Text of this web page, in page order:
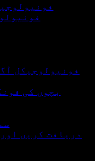
فونیولوجیکل
بچوں کی
دریافت کریں